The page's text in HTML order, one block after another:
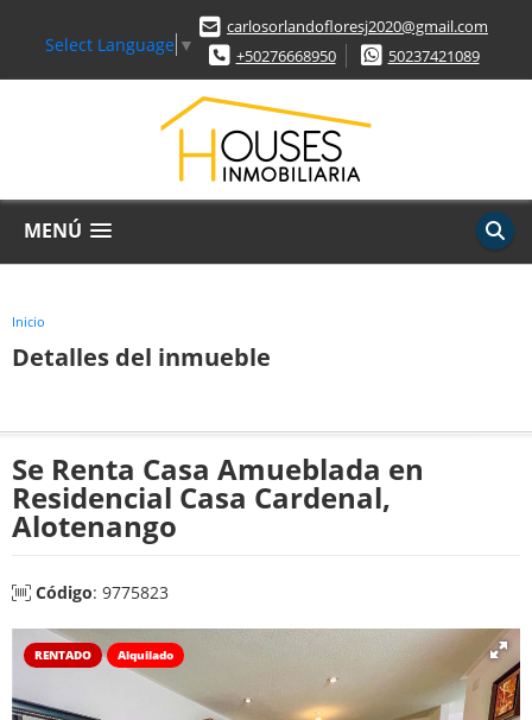
Select Language ▼
carlosorlandofloresj2020@gmail.com
+50276668950
50237421089
MENÚ
Inicio
Detalles del inmueble
Se Renta Casa Amueblada en
Residencial Casa Cardenal,
Alotenango
Código: 9775823
RENTADO Alquilado